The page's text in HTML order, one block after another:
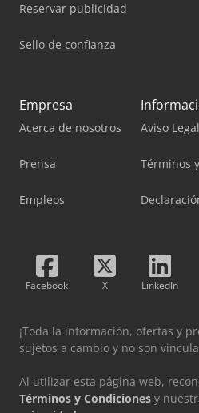
Reservar publicidad
Sello de confianza
Empresa
Acerca de nosotros
Prensa
Empleos
Aviso Legal
Términos
Facebook X LinkedIn
¡Toda la información, ofertas y
sujetos a cambio y no son
Al utilizar esta página web,
Términos y Condiciones y